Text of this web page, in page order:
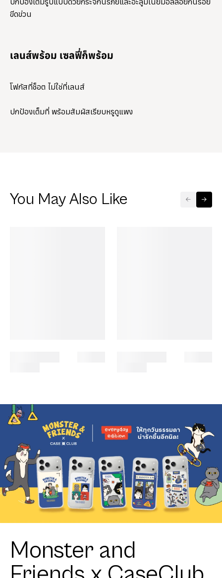
ขีดข่วน
เลนส์พร้อม เซลฟี่ก็พร้อม
โฟกัสที่ช็อต ไม่ใช่ที่เลนส์
ปกป้องเต็มที่ พร้อมสัมผัสเรียบหรูดูแพง
You May Also Like
Monster and
Friends x CaseClub
เคสมือถือและอุปกรณ์
เสริม
ช้อปคอลเลกชัน Monster and Friends x CaseClub แบรนด์